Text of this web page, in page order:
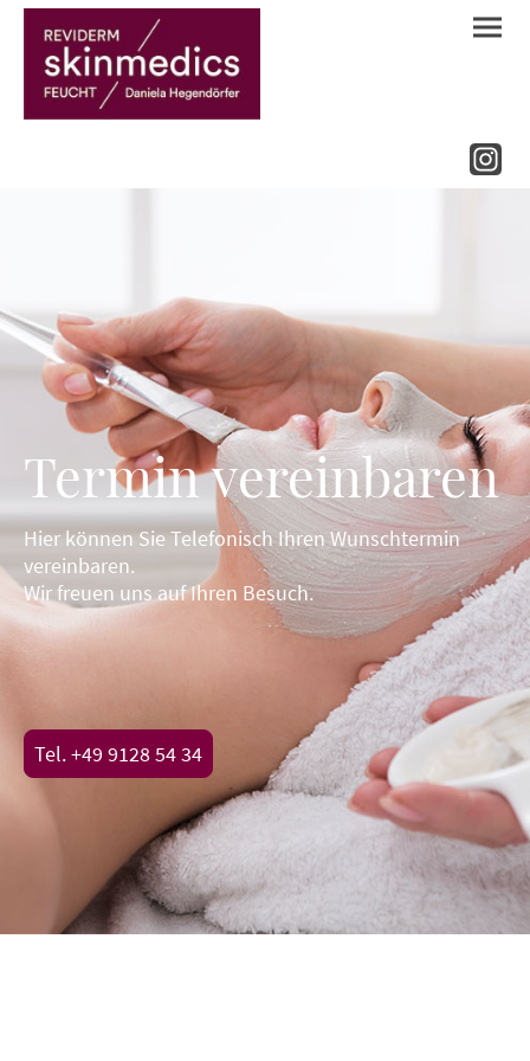
Termin vereinbaren
Hier können Sie Telefonisch Ihren Wunschtermin
vereinbaren.
Wir freuen uns auf Ihren Besuch.
Tel. +49 9128 54 34